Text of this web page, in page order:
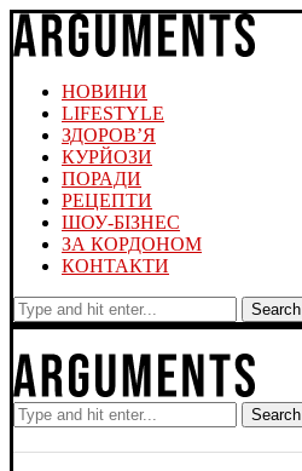
НОВИНИ
LIFESTYLE
ЗДОРОВ’Я
КУРЙОЗИ
ПОРАДИ
РЕЦЕПТИ
ШОУ-БІЗНЕС
ЗА КОРДОНОМ
КОНТАКТИ
Search
Search